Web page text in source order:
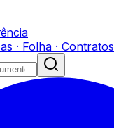
· Folha · Contratos